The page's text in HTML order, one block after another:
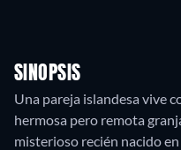
SINOPSIS
Una pareja islandesa vive
hermosa pero remota
misterioso recién nacido